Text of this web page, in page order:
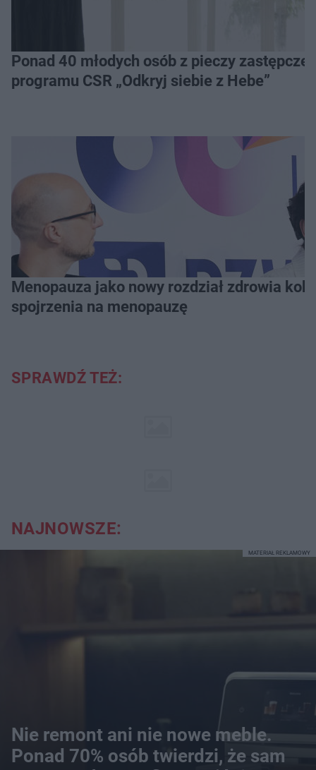
Ponad 40 młodych osób z pieczy
programu CSR „Odkryj siebie z Hebe”
Menopauza jako nowy rozdział zdrowia
spojrzenia na menopauzę
SPRAWDŹ TEŻ:
NAJNOWSZE:
Nie remont ani nie nowe meble.
Ponad 70% osób twierdzi, że sam
MATERIAŁ REKLAMOWY